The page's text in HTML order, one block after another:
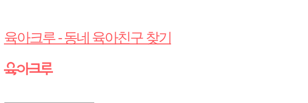
육아크루 - 동네 육아친구 찾기